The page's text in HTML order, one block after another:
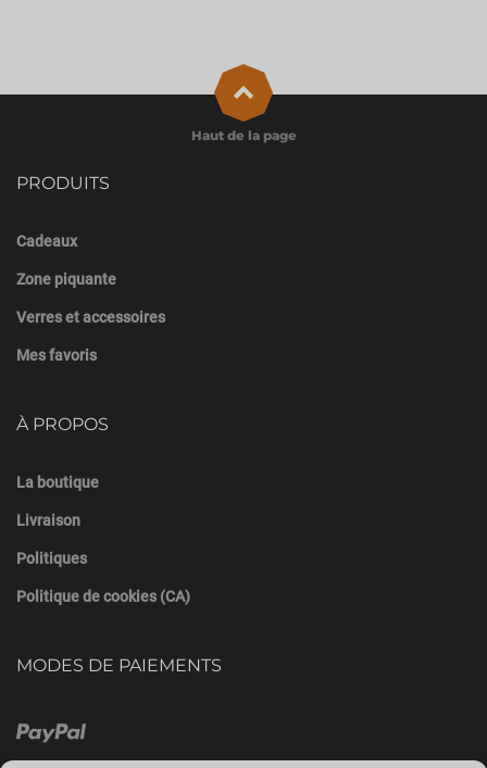
PRODUITS
Cadeaux
Zone piquante
Verres et accessoires
Mes favoris
À PROPOS
La boutique
Livraison
Politiques
Politique de cookies (CA)
MODES DE PAIEMENTS
Haut de la page